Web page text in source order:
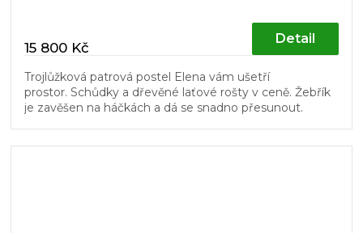
15 800 Kč
Detail
Trojlůžková patrová postel Elena vám ušetří
prostor. Schůdky a dřevěné laťové rošty v ceně. Žebřík
je zavěšen na háčkách a dá se snadno přesunout.